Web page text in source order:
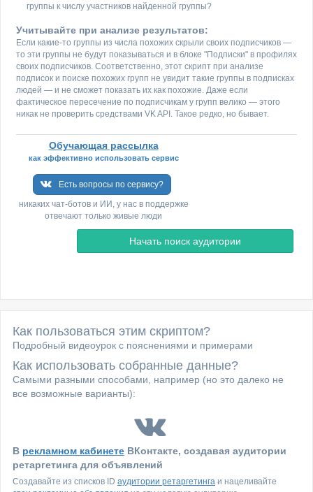
группы к числу участников найденной группы?
Учитывайте при анализе результатов:
Если какие-то группы из числа похожих скрыли своих подписчиков —
то эти группы не будут показываться и в блоке "Подписки" в профилях
своих подписчиков. Соответственно, этот скрипт при анализе
подписок и поиске похожих групп не увидит такие группы в подписках
людей — и не сможет показать их как похожие. Даже если
фактическое пересечение по подписчикам у групп велико — этого
никак не проверить средствами VK API. Такое редко, но бывает.
Обучающая рассылка
как эффективно использовать сервис
Есть вопросы по сервису?
никаких чат-ботов и ИИ, у нас в поддержке
отвечают только живые люди
Как пользоваться этим скриптом?
Подробный видеоурок с пояснениями и примерами
Как использовать собранные данные?
Самыми разными способами, например (но это далеко не
все возможные варианты):
В рекламном кабинете ВКонтакте, создавая аудитории
ретаргетинга для объявлений
Создавайте из списков ID аудитории ретаргетинга и нацеливайте